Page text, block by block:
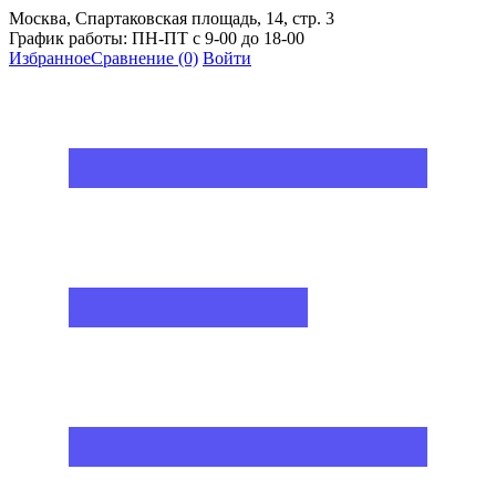
Москва, Спартаковская площадь, 14, стр. 3
График работы: ПН-ПТ с 9-00 до 18-00
ИзбранноеСравнение (0) Войти